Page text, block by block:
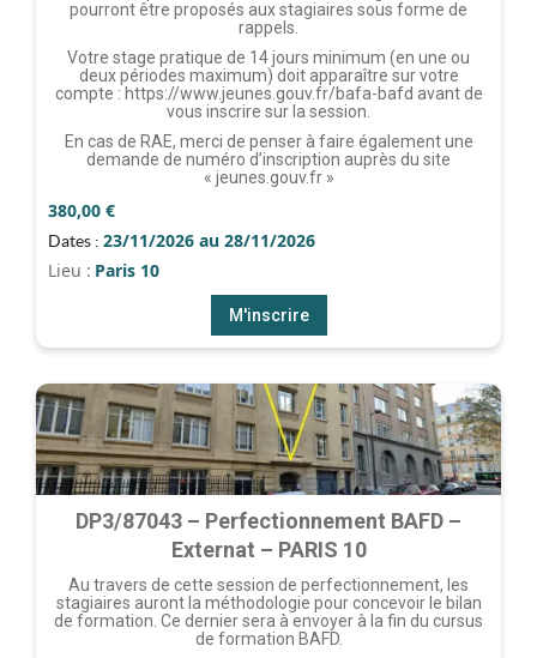
pourront être proposés aux stagiaires sous forme de
rappels.
Votre stage pratique de 14 jours minimum (en une ou
deux périodes maximum) doit apparaître sur votre
compte : https://www.jeunes.gouv.fr/bafa-bafd avant de
vous inscrire sur la session.
En cas de RAE, merci de penser à faire également une
demande de numéro d’inscription auprès du site
« jeunes.gouv.fr »
380,00 €
Dates : 23/11/2026 au 28/11/2026
Lieu : Paris 10
M'inscrire
DP3/87043 – Perfectionnement BAFD –
Externat – PARIS 10
Au travers de cette session de perfectionnement, les
stagiaires auront la méthodologie pour concevoir le bilan
de formation. Ce dernier sera à envoyer à la fin du cursus
de formation BAFD.